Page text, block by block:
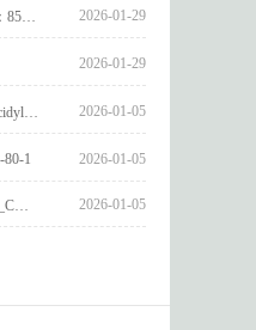
2026-01-29
2026-01-29
2026-01-05
1 2026-01-05
2026-01-05